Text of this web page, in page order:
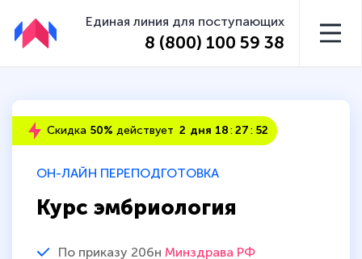
Единая линия для поступающих
8 (800) 100 59 38
ОН-ЛАЙН ПЕРЕПОДГОТОВКА
Курс эмбриология
По приказу 206н Минздрава РФ
Скидка 50% действует 2 дня 18 27 51